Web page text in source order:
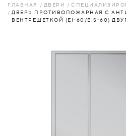
АКСЕССУАРЫ
КОМПЛЕКТУЮЩИЕ
ГЛАВНАЯ ДВЕРИ
ДВЕРЬ ПРОТИВОПОЖАРНАЯ С
ВЕНТРЕШЕТКОЙ (EI-60/EIS-60)